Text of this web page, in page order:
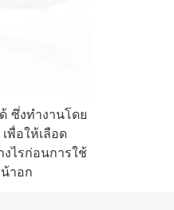
ซึ่งทำงานโดย
พื่อให้เลือด
งไรก่อนการใช้
าอก